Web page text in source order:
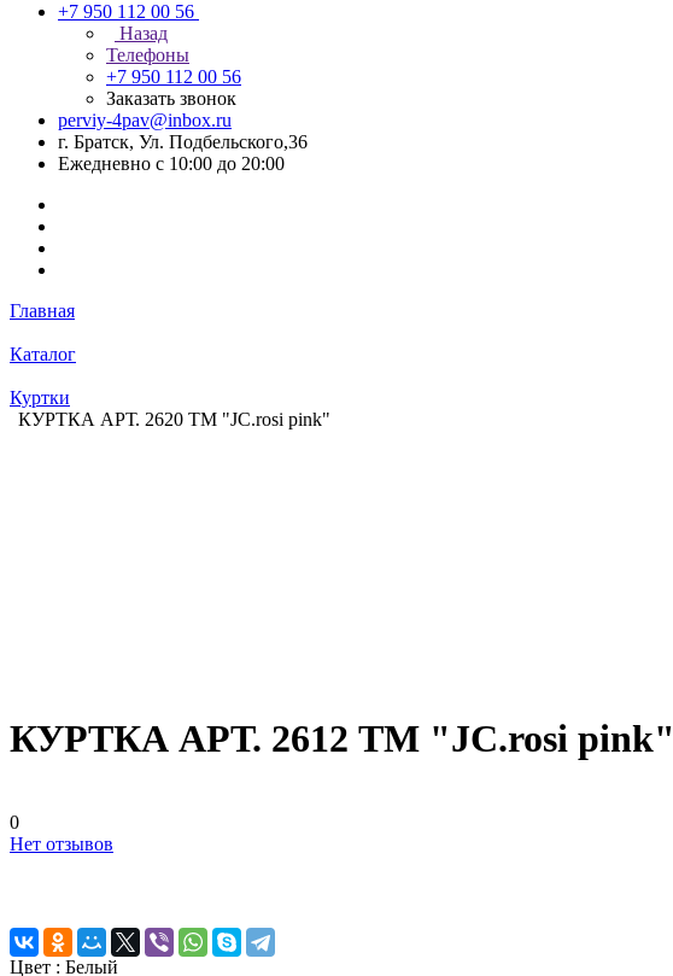
+7 950 112 00 56
Назад
Телефоны
+7 950 112 00 56
Заказать звонок
perviy-4pav@inbox.ru
г. Братск, Ул. Подбельского,36
Ежедневно с 10:00 до 20:00
Главная
Каталог
Куртки
КУРТКА АРТ. 2620 ТМ "JC.rosi pink"
КУРТКА АРТ. 2612 ТМ "JC.rosi pink"
0
Нет отзывов
Цвет : Белый